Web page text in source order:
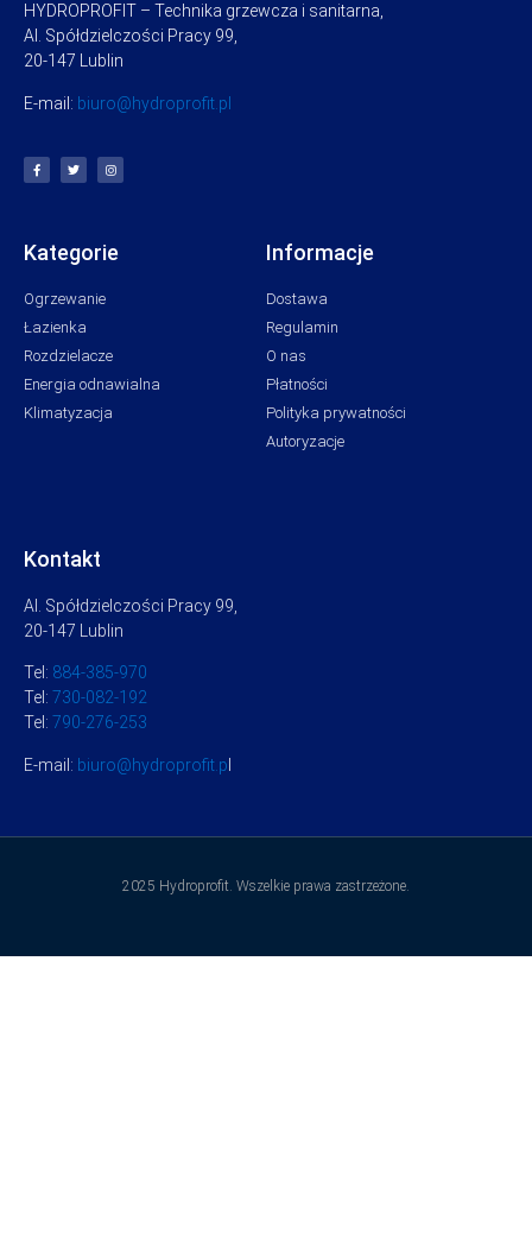
HYDROPROFIT – Technika grzewcza i sanitarna,
Al. Spółdzielczości Pracy 99,
20-147 Lublin
E-mail: biuro@hydroprofit.pl
Kategorie
Ogrzewanie
Łazienka
Rozdzielacze
Energia odnawialna
Klimatyzacja
Informacje
Dostawa
Regulamin
O nas
Płatności
Polityka prywatności
Autoryzacje
Kontakt
Al. Spółdzielczości Pracy 99,
20-147 Lublin
Tel: 884-385-970
Tel: 730-082-192
Tel: 790-276-253
E-mail: biuro@hydroprofit.p
2025 Hydroprofit. Wszelkie prawa zastrzeżone.